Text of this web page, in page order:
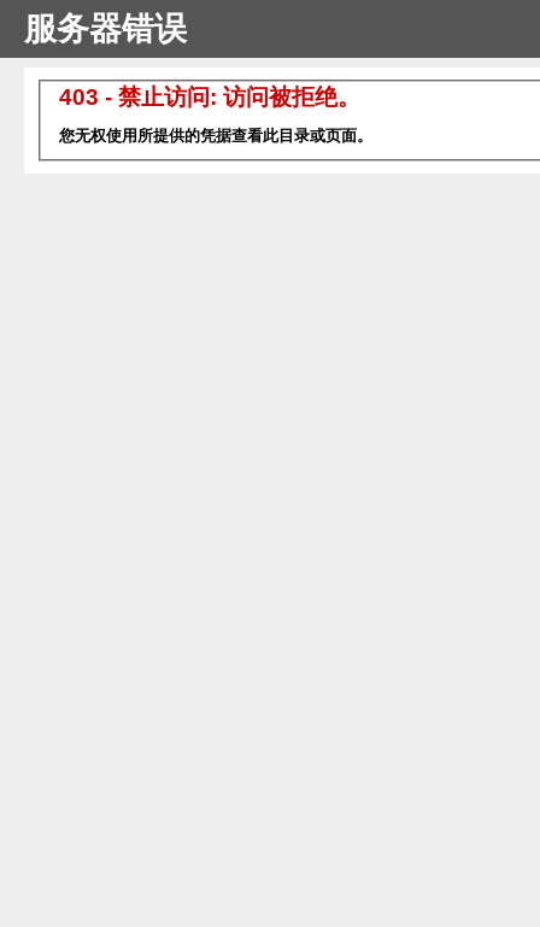
服务器错误
403 - 禁止访问: 访问被拒绝。
您无权使用所提供的凭据查看此目录或页面。